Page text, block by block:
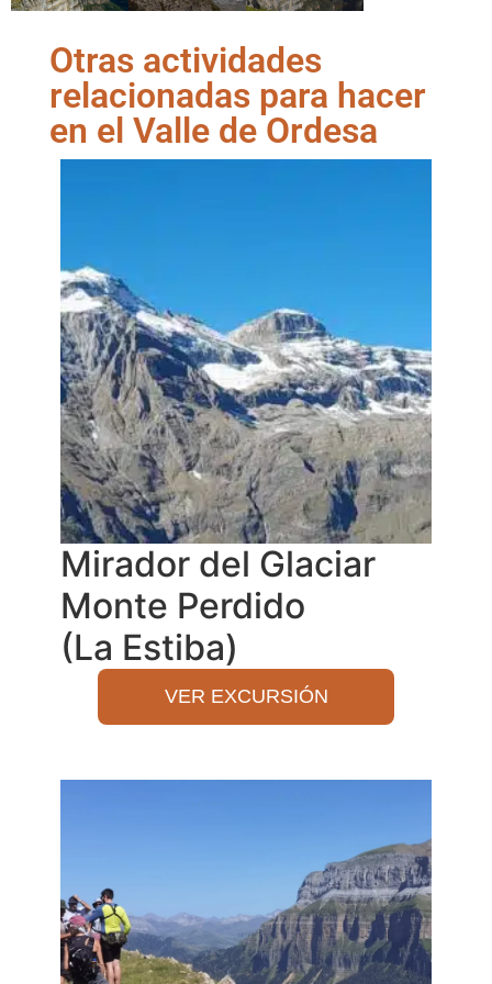
Otras actividades
relacionadas para hacer
en el Valle de Ordesa
Mirador del Glaciar
Monte Perdido
(La Estiba)
VER EXCURSIÓN